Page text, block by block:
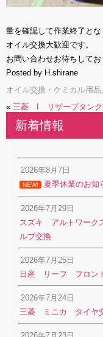
量を確認して作業終了とな
オイル交換大歓迎です。
お問い合わせお待ちしてお
Posted by H.shirane
オイル交換・ケミカル用品,
« 三菱 I リザーブタンク
新着情報
2026年8月7日
NEW! 夏季休業のお知
2026年7月29日
スズキ アルトワーク
ルブ交換
2026年7月25日
日産 リーフ フロン
2026年7月24日
三菱 ミニカ タイヤ